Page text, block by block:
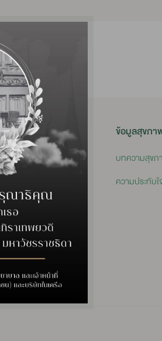
บริการสำหรับผู้ป่วย
บริการห้องพัก
สิ่งอำนวยความสะดวก
รายชื่อบริษัทประกัน
ข้อมูลสุขภา
บทความสุขภ
ความประทับใ